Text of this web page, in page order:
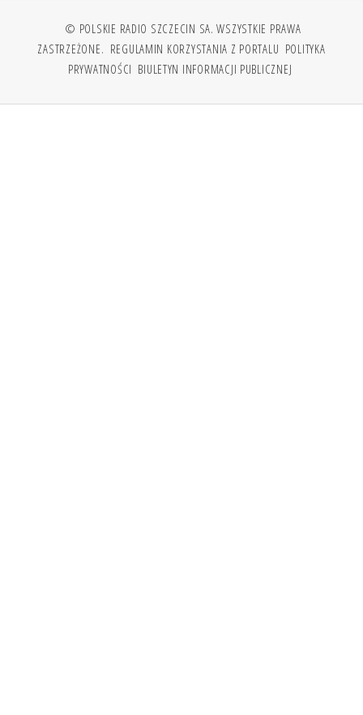
© POLSKIE RADIO SZCZECIN SA. WSZYSTKIE PRAWA
ZASTRZEŻONE. REGULAMIN KORZYSTANIA Z PORTALU POLITYKA
PRYWATNOŚCI BIULETYN INFORMACJI PUBLICZNEJ